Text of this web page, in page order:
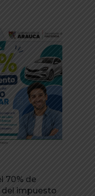
70% de
del impuesto